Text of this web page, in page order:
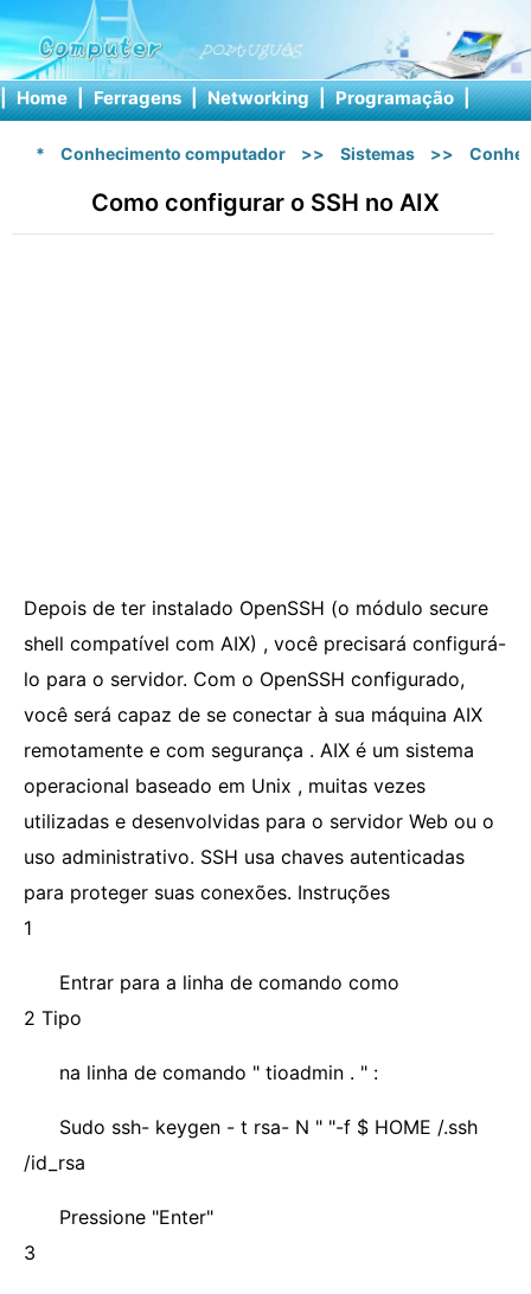
| Home | Ferragens | Networking | Programação |
* Conhecimento computador >> Sistemas >>
Como configurar o SSH no AIX
Depois de ter instalado OpenSSH (o módulo secure
shell compatível com AIX) , você precisará configurá-
lo para o servidor. Com o OpenSSH configurado,
você será capaz de se conectar à sua máquina AIX
remotamente e com segurança . AIX é um sistema
operacional baseado em Unix , muitas vezes
utilizadas e desenvolvidas para o servidor Web ou o
uso administrativo. SSH usa chaves autenticadas
para proteger suas conexões. Instruções
1
Entrar para a linha de comando como
2 Tipo
na linha de comando " tioadmin . " :
Sudo ssh- keygen - t rsa- N " "-f $ HOME /.ssh
/id_rsa
Pressione "Enter"
3